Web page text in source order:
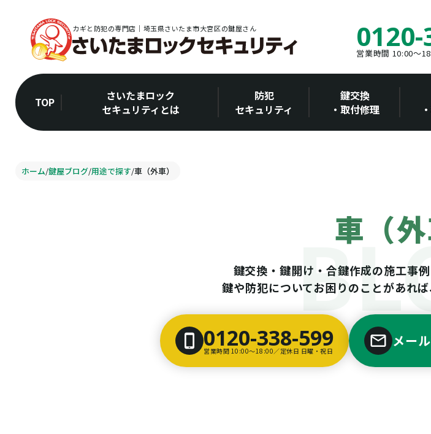
カギと防犯の専門店｜埼玉県さいたま市大宮区の鍵屋さん
営業時間 10:00～
TOP
さいたまロック
セキュリティとは
防犯
セキュリティ
鍵交換
・取付修理
ホーム/鍵屋ブログ/用途で探す/車（外車）
車（外
鍵交換・鍵開け・合鍵作成の施工事
鍵や防犯についてお困りのことがあれ
0120-338-599
営業時間 10:00〜18:00／定休日 日曜・祝日
メー